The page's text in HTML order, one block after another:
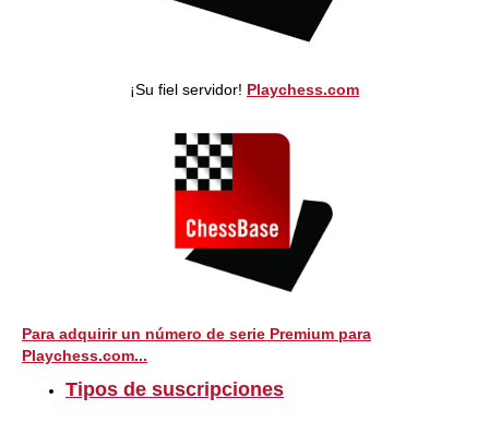
¡Su fiel servidor! Playchess.com
Para adquirir un número de serie Premium para
Playchess.com...
Tipos de suscripciones